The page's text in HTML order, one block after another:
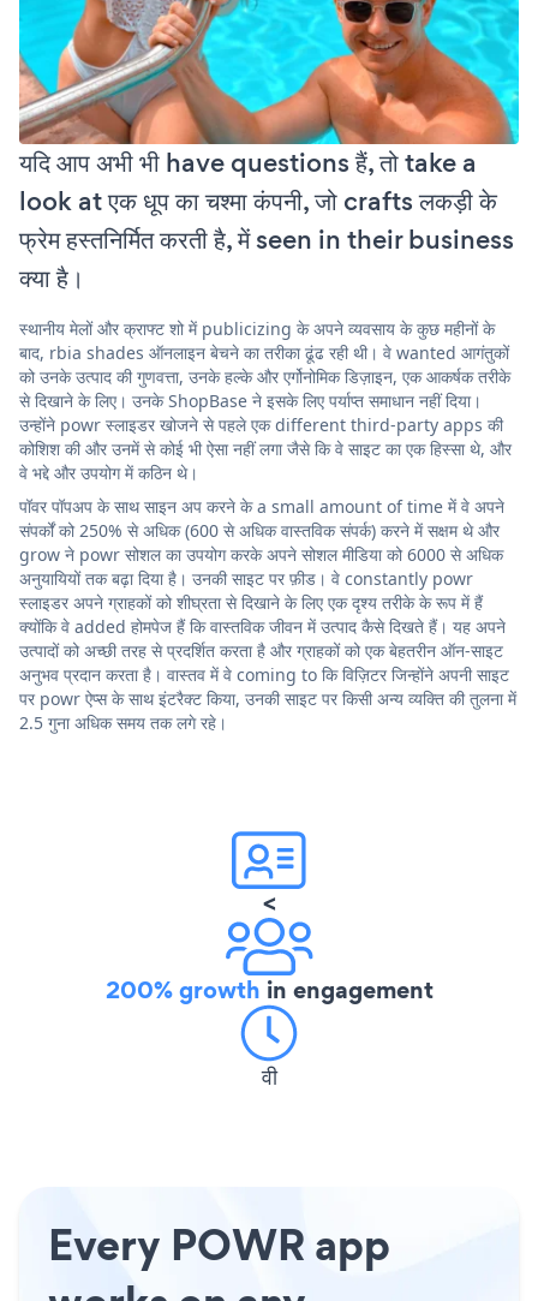
यदि आप अभी भी have questions हैं, तो take a
look at एक धूप का चश्मा कंपनी, जो crafts लकड़ी के
फ्रेम हस्तनिर्मित करती है, में seen in their business
क्या है।
स्थानीय मेलों और क्राफ्ट शो में publicizing के अपने व्यवसाय के कुछ महीनों के
बाद, rbia shades ऑनलाइन बेचने का तरीका ढूंढ रही थी। वे wanted आगंतुकों
को उनके उत्पाद की गुणवत्ता, उनके हल्के और एर्गोनोमिक डिज़ाइन, एक आकर्षक तरीके
से दिखाने के लिए। उनके ShopBase ने इसके लिए पर्याप्त समाधान नहीं दिया।
उन्होंने powr स्लाइडर खोजने से पहले एक different third-party apps की
कोशिश की और उनमें से कोई भी ऐसा नहीं लगा जैसे कि वे साइट का एक हिस्सा थे, और
वे भद्दे और उपयोग में कठिन थे।
पॉवर पॉपअप के साथ साइन अप करने के a small amount of time में वे अपने
संपर्कों को 250% से अधिक (600 से अधिक वास्तविक संपर्क) करने में सक्षम थे और
grow ने powr सोशल का उपयोग करके अपने सोशल मीडिया को 6000 से अधिक
अनुयायियों तक बढ़ा दिया है। उनकी साइट पर फ़ीड। वे constantly powr
स्लाइडर अपने ग्राहकों को शीघ्रता से दिखाने के लिए एक दृश्य तरीके के रूप में हैं
क्योंकि वे added होमपेज हैं कि वास्तविक जीवन में उत्पाद कैसे दिखते हैं। यह अपने
उत्पादों को अच्छी तरह से प्रदर्शित करता है और ग्राहकों को एक बेहतरीन ऑन-साइट
अनुभव प्रदान करता है। वास्तव में वे coming to कि विज़िटर जिन्होंने अपनी साइट
पर powr ऐप्स के साथ इंटरैक्ट किया, उनकी साइट पर किसी अन्य व्यक्ति की तुलना में
2.5 गुना अधिक समय तक लगे रहे।
<
200% growth in engagement
वी
Every POWR app